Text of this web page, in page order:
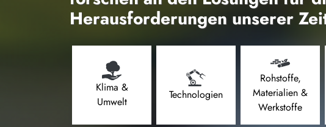
Herausforderungen unserer
Klima &
Umwelt
Technologien
Rohstoffe,
Materialien &
Werkstoffe